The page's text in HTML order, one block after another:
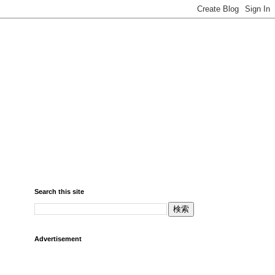
Search this site
Advertisement